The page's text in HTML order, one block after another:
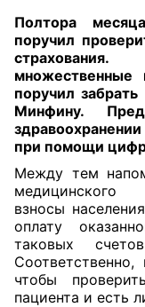
Полтора
поручил
поручил
Минфину.
при помощи
Между тем
медицинского
взносы
оплату
таковых
чтобы
пациента и есть